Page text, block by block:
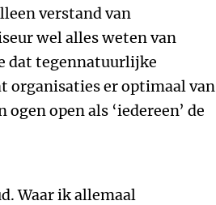
verstand van
wel alles weten van
dat tegennatuurlijke
organisaties er optimaal van
open als ‘iedereen’ de
Waar ik allemaal